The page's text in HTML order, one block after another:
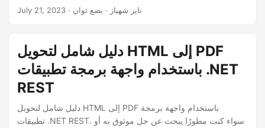
Cloud SDK يوفر حلاً سلسًا وفعالاً. في هذه المقالة، سوف
July 21, 2023 · ناير شهباز · بضع ثوان
دليل شامل لتحويل HTML إلى PDF
باستخدام واجهة برمجة تطبيقات .NET
REST
دليل شامل لتحويل HTML إلى PDF باستخدام واجهة برمجة
تطبيقات .NET REST. سواء كنت مطورًا يبحث عن حل موثوق به أو